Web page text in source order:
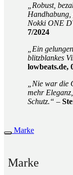
„Robust,
Nokki ONE
7/2024
„Ein
blitzblankes
lowbeats.de,
„Nie war
mehr
Schutz.“ –
Marke
Marke